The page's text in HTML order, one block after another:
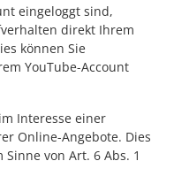
eingeloggt sind,
direkt Ihrem
können Sie
YouTube-Account
Interesse einer
Online-Angebote. Dies
von Art. 6 Abs. 1